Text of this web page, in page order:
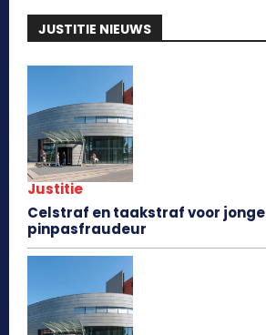
JUSTITIE NIEUWS
Justitie
Celstraf en taakstraf voor jonge
pinpasfraudeur